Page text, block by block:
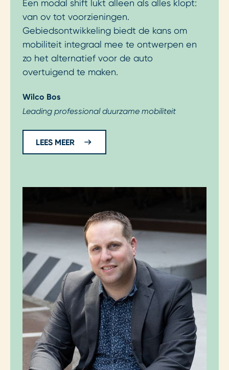
Een modal shift lukt alleen als alles klopt:
van ov tot voorzieningen.
Gebiedsontwikkeling biedt de kans om
mobiliteit integraal mee te ontwerpen en
zo het alternatief voor de auto
overtuigend te maken.
Wilco Bos
Leading professional duurzame mobiliteit
LEES MEER